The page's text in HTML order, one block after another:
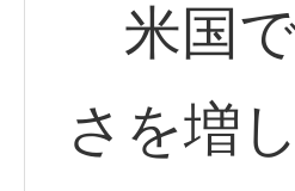
米国で
さを増